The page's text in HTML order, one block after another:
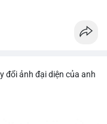
đổi ảnh đại diện của anh